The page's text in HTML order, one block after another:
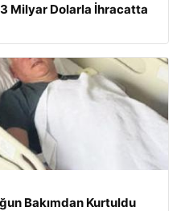
Milyar Dolarla İhracatta
Bakımdan Kurtuldu